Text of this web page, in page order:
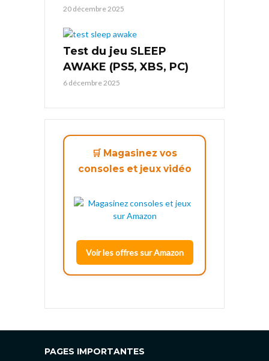
20 décembre 2025
Test du jeu SLEEP
AWAKE (PS5, XBS, PC)
6 décembre 2025
🛒 Magasinez vos
consoles et jeux vidéo
Voir les offres sur Amazon
PAGES IMPORTANTES